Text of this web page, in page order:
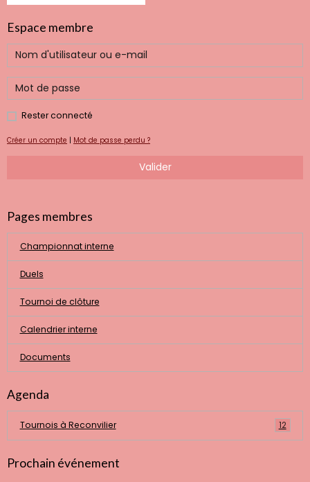
Espace membre
Rester connecté
Créer un compte | Mot de passe perdu ?
Valider
Pages membres
Championnat interne
Duels
Tournoi de clôture
Calendrier interne
Documents
Agenda
Tournois à Reconvilier 12
Prochain événement